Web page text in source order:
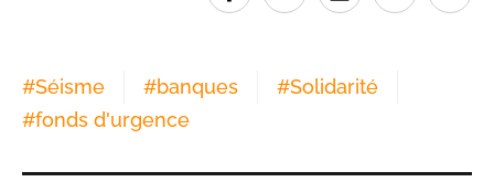
#Séisme #banques #Solidarité
#fonds d'urgence